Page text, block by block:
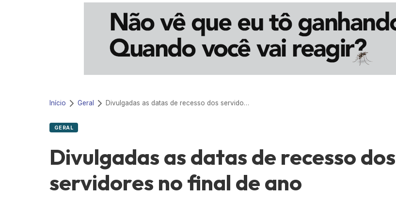
Redução da taxa de juros ainda é insuficiente, avaliam entidades
Monitoramento de tornozeleiras eletrônicas gera custo mensal de R$ 1,8 milhão
Início Geral Divulgadas as datas de recesso dos servidores no final de ano
GERAL
Divulgadas as datas de recesso dos
servidores no final de ano